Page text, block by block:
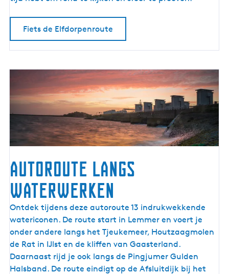
Fiets de Elfdorpenroute
Autoroute langs
waterwerken
A
u
t
o
r
o
Ontdek tijdens deze autoroute 13 indrukwekkende
watericonen. De route start in Lemmer en voert je
onder andere langs het Tjeukemeer, Houtzaagmolen
de Rat in IJlst en de kliffen van Gaasterland.
Daarnaast rijd je ook langs de Pingjumer Gulden
Halsband. De route eindigt op de Afsluitdijk bij het